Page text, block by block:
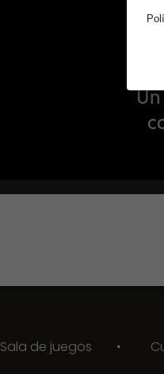
Sala de juegos